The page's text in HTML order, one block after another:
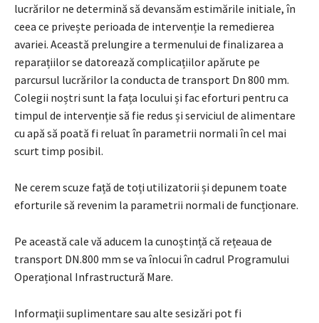
lucrărilor ne determină să devansăm estimările initiale, în
ceea ce privește perioada de intervenție la remedierea
avariei. Această prelungire a termenului de finalizarea a
reparațiilor se datorează complicațiilor apărute pe
parcursul lucrărilor la conducta de transport Dn 800 mm.
Colegii noștri sunt la fața locului și fac eforturi pentru ca
timpul de intervenție să fie redus și serviciul de alimentare
cu apă să poată fi reluat în parametrii normali în cel mai
scurt timp posibil.
Ne cerem scuze față de toți utilizatorii și depunem toate
eforturile să revenim la parametrii normali de funcționare.
Pe această cale vă aducem la cunoștință că rețeaua de
transport DN.800 mm se va înlocui în cadrul Programului
Operațional Infrastructură Mare.
Informaţii suplimentare sau alte sesizări pot fi